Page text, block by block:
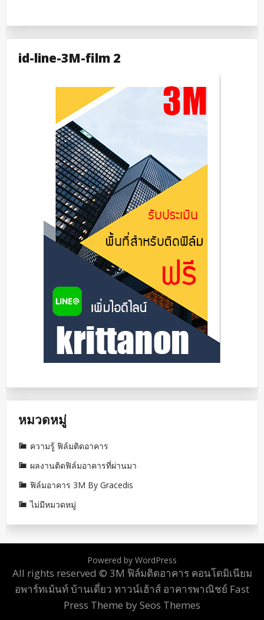
id-line-3M-film 2
หมวดหมู่
ความรู้ ฟิล์มติดอาคาร
ผลงานติดฟิล์มอาคารที่ผ่านมา
ฟิล์มอาคาร 3M By Gracedis
ไม่มีหมวดหมู่
Powered by WordPress
All rights reserved © 3M ฟิล์มติดอาคาร คอนโดมิเนียม
อพาร์ทเม้นท์ บ้านเดี่ยว ทาวน์เฮ้าส์ อาคารพาณิชย์ Fast
Press Theme by Seos Themes